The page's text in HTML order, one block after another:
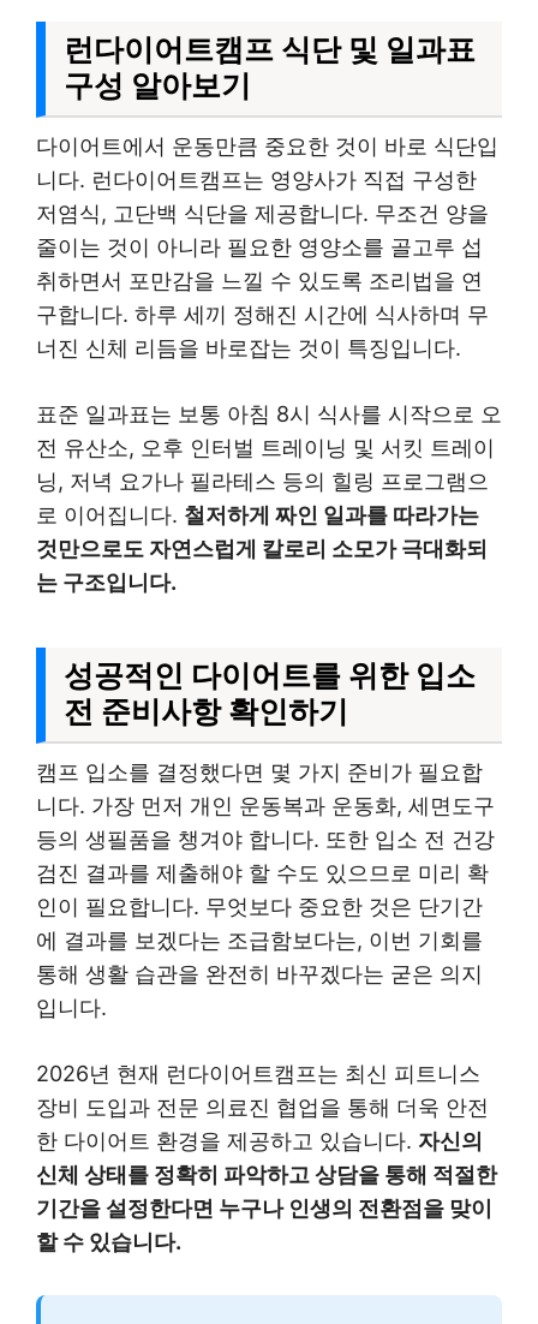
런다이어트캠프 식단 및 일과표
구성 알아보기
다이어트에서 운동만큼 중요한 것이 바로 식단입
니다. 런다이어트캠프는 영양사가 직접 구성한
저염식, 고단백 식단을 제공합니다. 무조건 양을
줄이는 것이 아니라 필요한 영양소를 골고루 섭
취하면서 포만감을 느낄 수 있도록 조리법을 연
구합니다. 하루 세끼 정해진 시간에 식사하며 무
너진 신체 리듬을 바로잡는 것이 특징입니다.
표준 일과표는 보통 아침 8시 식사를 시작으로 오
전 유산소, 오후 인터벌 트레이닝 및 서킷 트레이
닝, 저녁 요가나 필라테스 등의 힐링 프로그램으
로 이어집니다. 철저하게 짜인 일과를 따라가는
것만으로도 자연스럽게 칼로리 소모가 극대화되
는 구조입니다.
성공적인 다이어트를 위한 입소
전 준비사항 확인하기
캠프 입소를 결정했다면 몇 가지 준비가 필요합
니다. 가장 먼저 개인 운동복과 운동화, 세면도구
등의 생필품을 챙겨야 합니다. 또한 입소 전 건강
검진 결과를 제출해야 할 수도 있으므로 미리 확
인이 필요합니다. 무엇보다 중요한 것은 단기간
에 결과를 보겠다는 조급함보다는, 이번 기회를
통해 생활 습관을 완전히 바꾸겠다는 굳은 의지
입니다.
2026년 현재 런다이어트캠프는 최신 피트니스
장비 도입과 전문 의료진 협업을 통해 더욱 안전
한 다이어트 환경을 제공하고 있습니다. 자신의
신체 상태를 정확히 파악하고 상담을 통해 적절한
기간을 설정한다면 누구나 인생의 전환점을 맞이
할 수 있습니다.